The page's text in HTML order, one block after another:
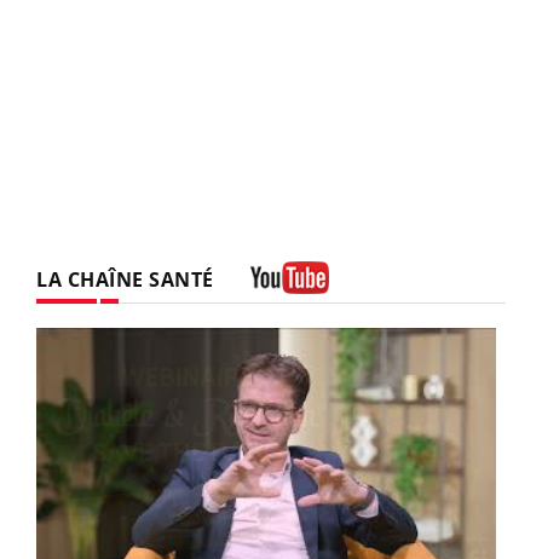
LA CHAÎNE SANTÉ